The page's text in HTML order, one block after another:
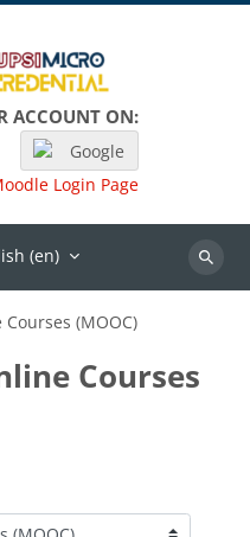
ACCOUNT ON:
Google
Login Page
‎(en)‎
Search
(MOOC)
Courses